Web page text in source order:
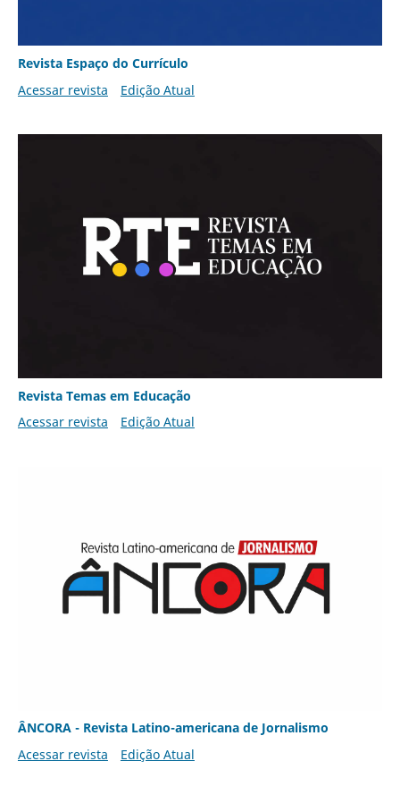
Revista Espaço do Currículo
Acessar revista
Edição Atual
Revista Temas em Educação
Acessar revista
Edição Atual
ÂNCORA - Revista Latino-americana de Jornalismo
Acessar revista
Edição Atual